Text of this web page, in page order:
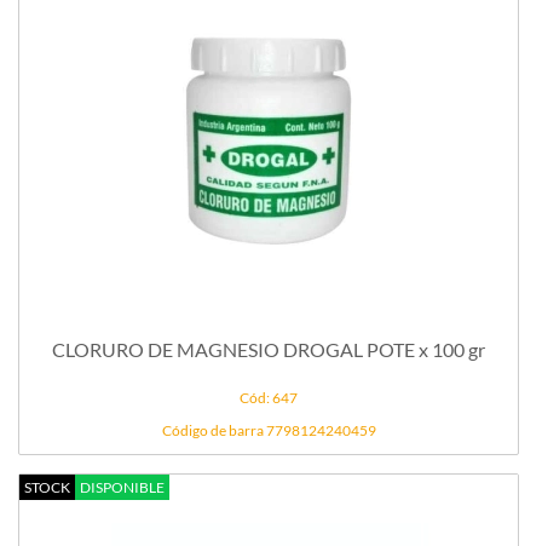
CLORURO DE MAGNESIO DROGAL POTE x 100 gr
Cód: 647
Código de barra 7798124240459
STOCK DISPONIBLE